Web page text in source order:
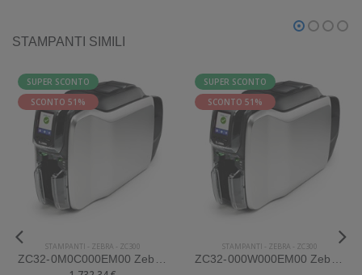
STAMPANTI SIMILI
SUPER SCONTO
SCONTO 51%
STAMPANTI - ZEBRA - ZC300
ZC32-0M0C000EM00 Zebra Mod. ZC300. Stampante di card.
SUPER SCONTO
SCONTO 51%
STAMPANTI - ZEBRA - ZC300
ZC32-000W000EM00 Zebra Mod. ZC300. Stampante di card.